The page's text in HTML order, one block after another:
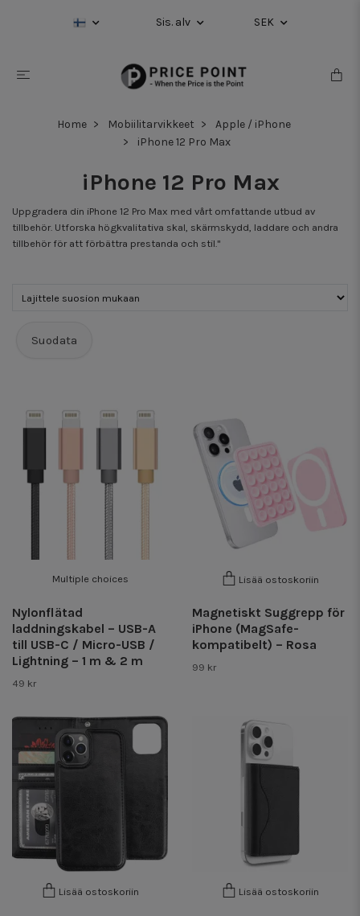
Sis. alv SEK
Home Mobiilitarvikkeet
Apple / iPhone
iPhone 12 Pro Max
iPhone 12 Pro Max
Uppgradera din iPhone 12 Pro Max med vårt omfattande utbud av
tillbehör. Utforska högkvalitativa skal, skärmskydd, laddare och andra
tillbehör för att förbättra prestanda och stil."
Suodata
Multiple choices
Nylonflätad
laddningskabel – USB-A
till USB-C / Micro-USB /
Lightning – 1 m & 2 m
49 kr
Lisää ostoskoriin
Magnetiskt Suggrepp för
iPhone (MagSafe-
kompatibelt) – Rosa
99 kr
Lisää ostoskoriin Lisää ostoskoriin